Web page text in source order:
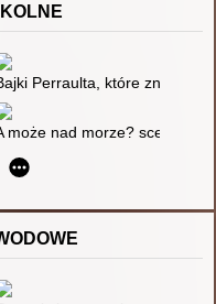
zajęć świetlicowych
Perraulta, które znamy i
może nad morze?
zajęć świetlicowych